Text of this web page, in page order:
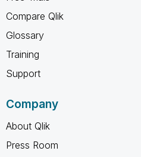
Compare Qlik
Glossary
Training
Support
Company
About Qlik
Press Room